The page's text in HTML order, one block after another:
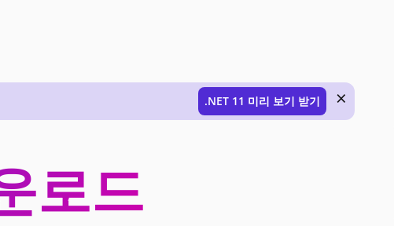
.NET 11 미리 보기 받기 ×
로드